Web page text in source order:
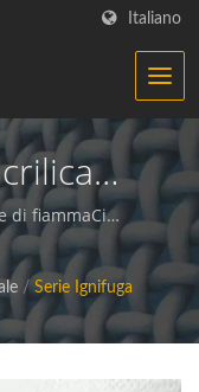
Italiano
|
-
di fiammaCi
funzionali e
/ Serie Ignifuga